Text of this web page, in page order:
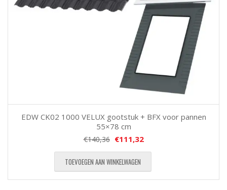
EDW CK02 1000 VELUX gootstuk + BFX voor pannen
55×78 cm
€140,36 €111,32
TOEVOEGEN AAN WINKELWAGEN